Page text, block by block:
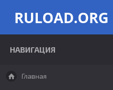
RULOAD.ORG
НАВИГАЦИЯ
Главная